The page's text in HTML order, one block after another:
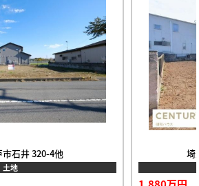
石井 320-4他
土地
埼